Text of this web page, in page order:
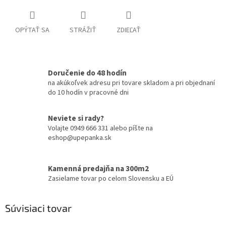
OPÝTAŤ SA STRÁŽIŤ ZDIEĽAŤ
Doručenie do 48 hodín
na akúkoľvek adresu pri tovare skladom a pri objednaní
do 10 hodín v pracovné dni
Neviete si rady?
Volajte 0949 666 331 alebo píšte na
eshop@upepanka.sk
Kamenná predajňa na 300m2
Zasielame tovar po celom Slovensku a EÚ
Súvisiaci tovar